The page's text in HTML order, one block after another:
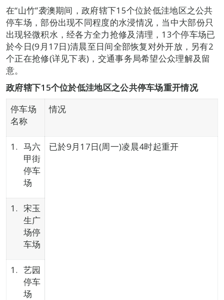
在“山竹”袭澳期间，政府辖下15个位於低洼地区之公共
停车场，部份出现不同程度的水浸情况，当中大部份只
出现轻微积水，经各方全力抢修及清理，13个停车场已
於今日(9月17日)清晨至日间全部恢复对外开放，另有2
个正在抢修(详见下表)，交通事务局希望公众理解及留
意。
政府辖下15个位於低洼地区之公共停车场重开情况
停车场
名称
情况
马六
甲街
停车
场
已於9月17日(周一)凌晨4时起重开
宋玉
生广
场停
车场
艺园
停车
场